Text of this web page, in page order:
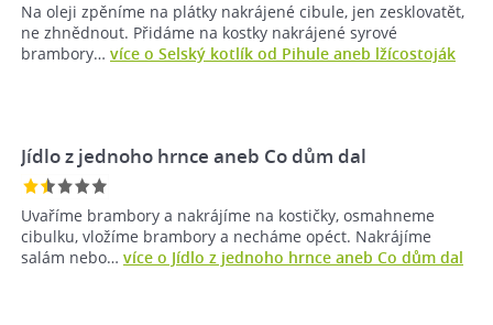
Na oleji zpěníme na plátky nakrájené cibule, jen zesklovatět,
ne zhnědnout. Přidáme na kostky nakrájené syrové
brambory… více o Selský kotlík od Pihule aneb lžícostoják
Jídlo z jednoho hrnce aneb Co dům dal
Uvaříme brambory a nakrájíme na kostičky, osmahneme
cibulku, vložíme brambory a necháme opéct. Nakrájíme
salám nebo… více o Jídlo z jednoho hrnce aneb Co dům dal